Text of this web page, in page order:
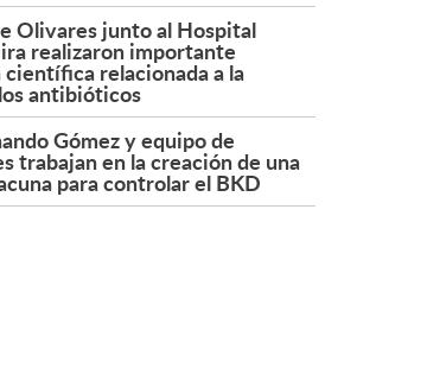
Olivares junto al Hospital
realizaron importante
relacionada a la
antibióticos
Gómez y equipo de
trabajan en la creación de una
para controlar el BKD